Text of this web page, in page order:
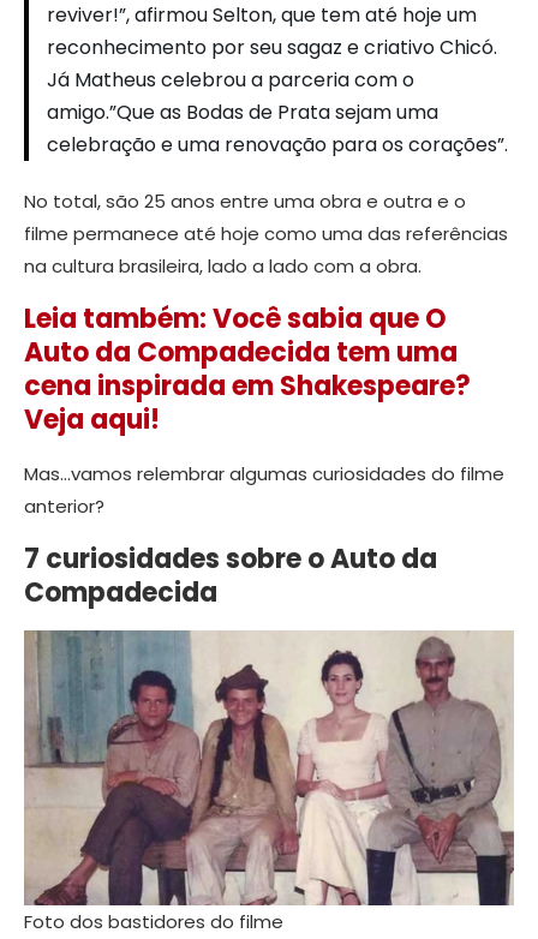
reviver!”, afirmou Selton, que tem até hoje um
reconhecimento por seu sagaz e criativo Chicó.
Já Matheus celebrou a parceria com o
amigo.”Que as Bodas de Prata sejam uma
celebração e uma renovação para os corações”.
No total, são 25 anos entre uma obra e outra e o
filme permanece até hoje como uma das referências
na cultura brasileira, lado a lado com a obra.
Leia também: Você sabia que O
Auto da Compadecida tem uma
cena inspirada em Shakespeare?
Veja aqui!
Mas…vamos relembrar algumas curiosidades do filme
anterior?
7 curiosidades sobre o Auto da
Compadecida
Foto dos bastidores do filme